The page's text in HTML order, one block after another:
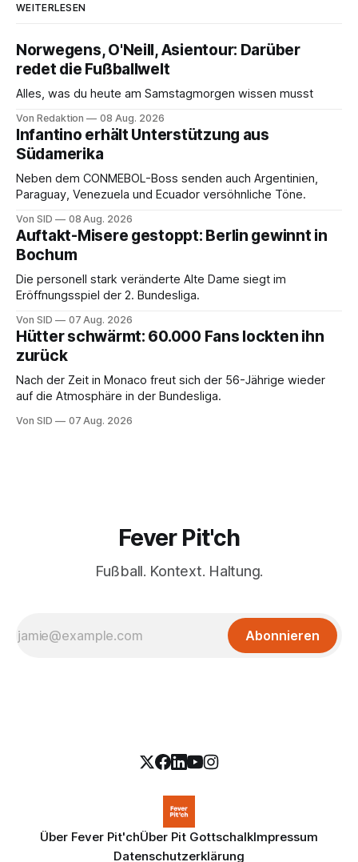
WEITERLESEN
Norwegens, O'Neill, Asientour: Darüber
redet die Fußballwelt
Alles, was du heute am Samstagmorgen wissen musst
Von Redaktion 08 Aug. 2026
Infantino erhält Unterstützung aus
Südamerika
Neben dem CONMEBOL-Boss senden auch Argentinien,
Paraguay, Venezuela und Ecuador versöhnliche Töne.
Von SID 08 Aug. 2026
Auftakt-Misere gestoppt: Berlin gewinnt in
Bochum
Die personell stark veränderte Alte Dame siegt im
Eröffnungsspiel der 2. Bundesliga.
Von SID 07 Aug. 2026
Hütter schwärmt: 60.000 Fans lockten ihn
zurück
Nach der Zeit in Monaco freut sich der 56-Jährige wieder
auf die Atmosphäre in der Bundesliga.
Von SID 07 Aug. 2026
Fever Pit'ch
Fußball. Kontext. Haltung.
Abonnieren
Über Fever Pit'chÜber Pit GottschalkImpressum
Datenschutzerklärung